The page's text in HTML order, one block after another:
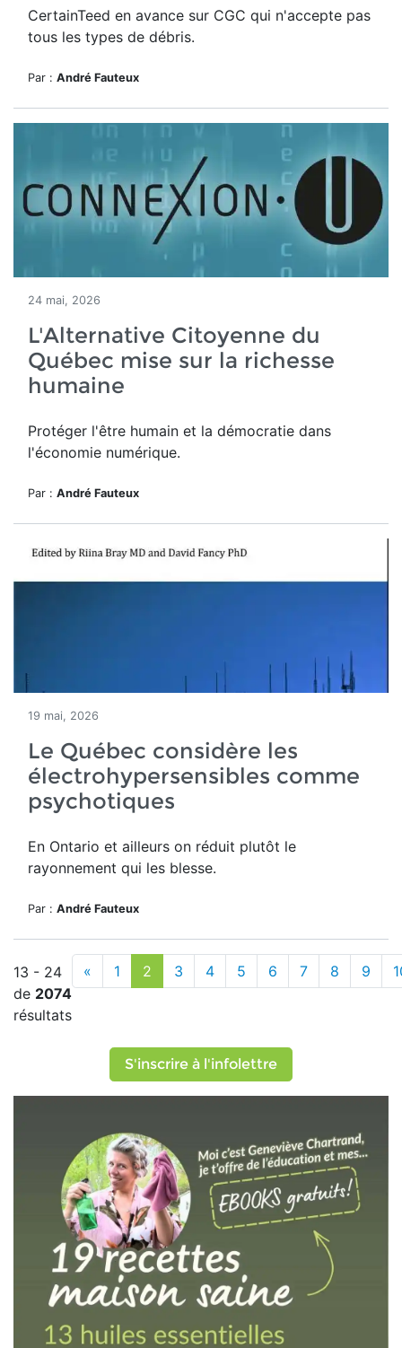
CertainTeed en avance sur CGC qui n'accepte pas
tous les types de débris.
Par : André Fauteux
24 mai, 2026
L'Alternative Citoyenne du
Québec mise sur la richesse
humaine
Protéger l'être humain et la démocratie dans
l'économie numérique.
Par : André Fauteux
19 mai, 2026
Le Québec considère les
électrohypersensibles comme
psychotiques
En Ontario et ailleurs on réduit plutôt le
rayonnement qui les blesse.
Par : André Fauteux
13 - 24
de 2074
résultats
« 1 2 3 4 5 6 7 8 9
S'inscrire à l'infolettre